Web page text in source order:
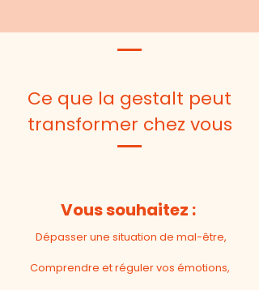
Ce que la gestalt peut
transformer chez vous
Vous souhaitez :
Dépasser une situation de mal-être,
Comprendre et réguler vos émotions,